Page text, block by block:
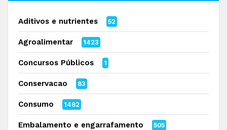
Aditivos e nutrientes 52
Agroalimentar 1423
Concursos Públicos 1
Conservacao 83
Consumo 1482
Embalamento e engarrafamento 505